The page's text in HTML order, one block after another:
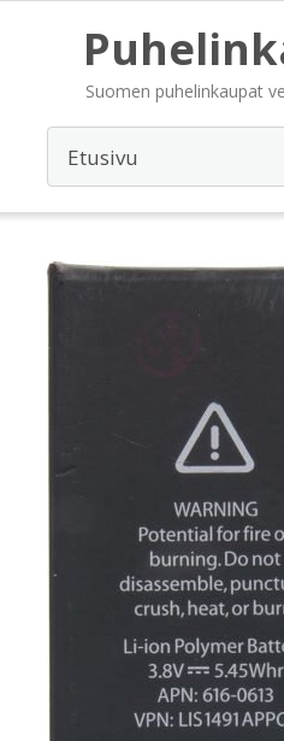
Suomen puhelinkaupat